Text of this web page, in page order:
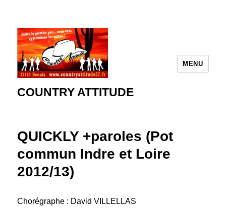
COUNTRY ATTITUDE
MENU
QUICKLY +paroles (Pot
commun Indre et Loire
2012/13)
Chorégraphe : David VILLELLAS